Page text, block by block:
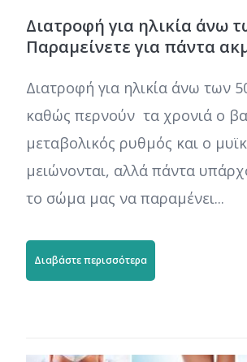
Διατροφή για ηλικία άνω
Παραμείνετε για πάντα
Διατροφή για ηλικία άνω των
καθώς περνούν τα χρονιά ο
μεταβολικός ρυθμός και ο
μειώνονται, αλλά πάντα
το σώμα μας να παραμένει...
Διαβάστε περισσότερα